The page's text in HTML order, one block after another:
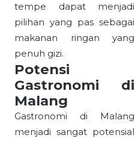
tempe dapat menjadi
pilihan yang pas sebagai
makanan ringan yang
penuh gizi.
Potensi
Gastronomi di
Malang
Gastronomi di Malang
menjadi sangat potensial